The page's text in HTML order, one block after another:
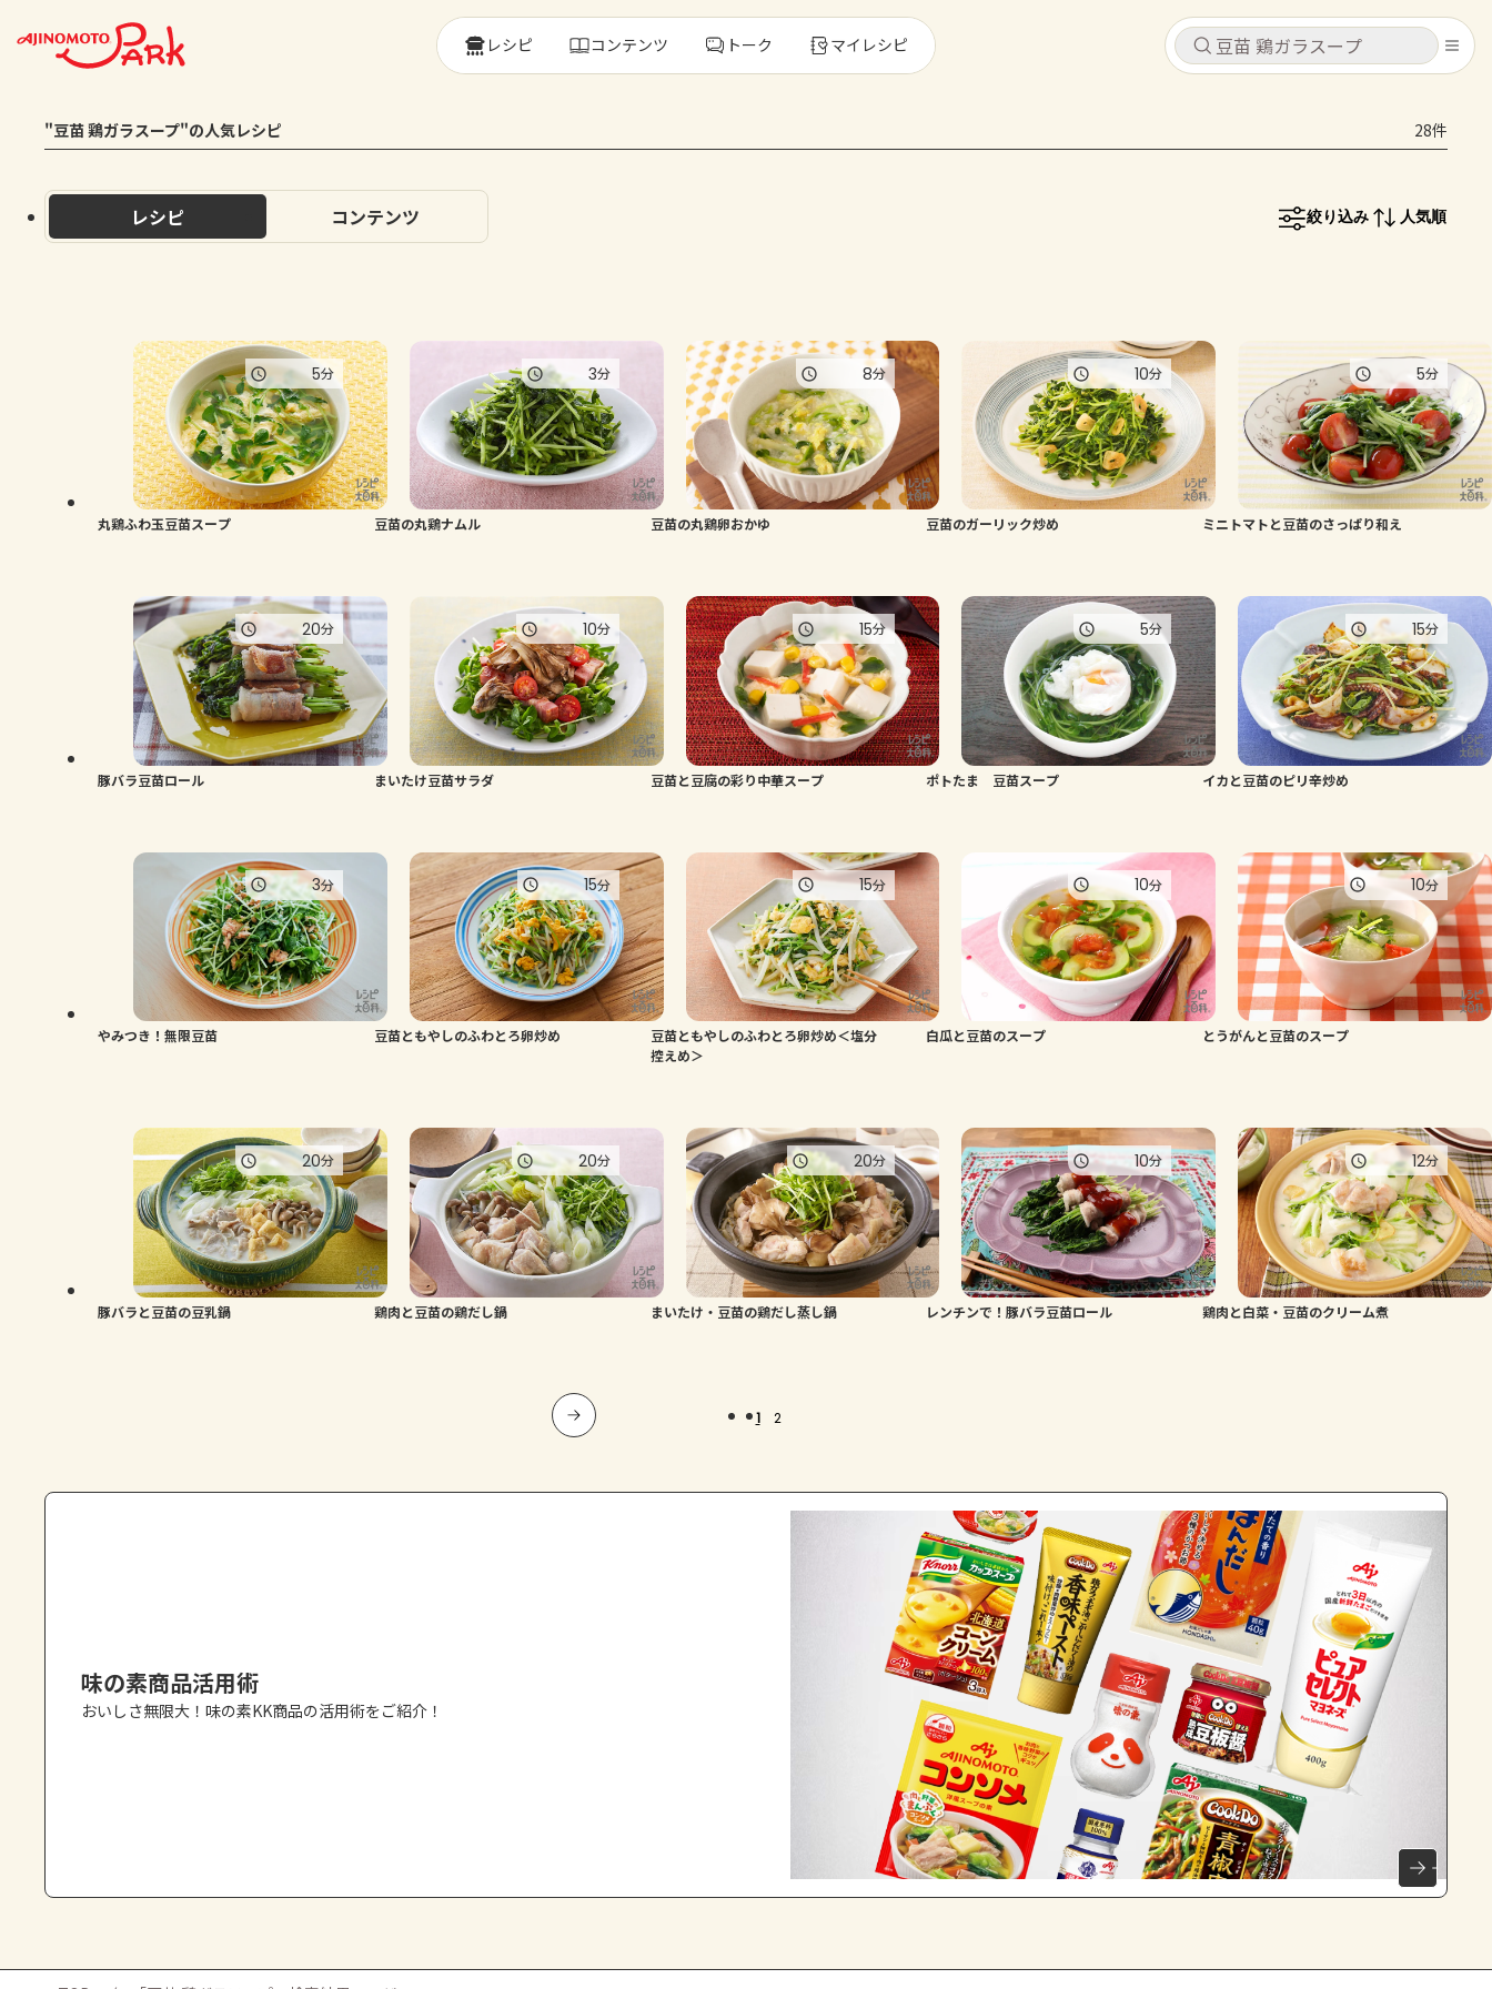
キャンセル
ログインするとレシピを保存できます
コンテンツ
レシピ
トーク
よくあるお問い合わせ
お買い物
AJINOMOTO PARK とは
キャンセル
レシピ コンテンツ
レシピ コンテンツ トーク マイレシピ
"豆苗 鶏ガラスープ"の人気レシピ 28件
レシピ コンテンツ 絞り込み 人気順
丸鶏ふわ玉豆苗スープ
5分
豆苗の丸鶏ナムル
3分
豆苗の丸鶏卵おかゆ
8分
豆苗のガーリック炒め
10分
ミニトマトと豆苗のさっぱり和え
5分
豚バラ豆苗ロール
20分
まいたけ豆苗サラダ
10分
豆苗と豆腐の彩り中華スープ
15分
ポトたま 豆苗スープ
5分
イカと豆苗のピリ辛炒め
15分
やみつき！無限豆苗
3分
豆苗ともやしのふわとろ卵炒め
15分
豆苗ともやしのふわとろ卵炒め＜塩分
控えめ＞
15分
白瓜と豆苗のスープ
10分
とうがんと豆苗のスープ
10分
豚バラと豆苗の豆乳鍋
20分
鶏肉と豆苗の鶏だし鍋
20分
まいたけ・豆苗の鶏だし蒸し鍋
20分
レンチンで！豚バラ豆苗ロール
10分
鶏肉と白菜・豆苗のクリーム煮
12分
1 2
味の素商品活用術
おいしさ無限大！味の素KK商品の活用術をご紹介！